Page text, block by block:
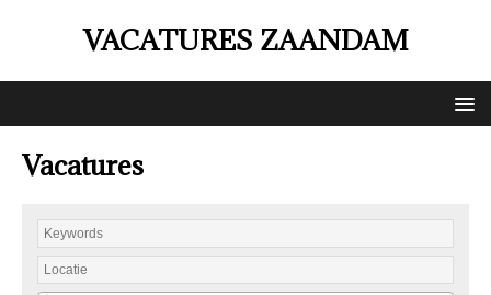
VACATURES ZAANDAM
Vacatures